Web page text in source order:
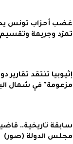
غضب أحزاب تونس
تمرّد وجريمة وتقسيم
إثيوبيا تنتقد تقارير
مزعومة" في شمال
سابقة تاريخية..
مجلس الدولة (صور)